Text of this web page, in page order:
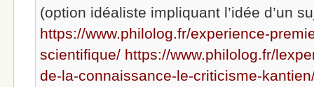
(option idéaliste impliquant l’idée d’un
https://www.philolog.fr/experience-
scientifique/ https://www.philolog.fr/
de-la-connaissance-le-criticisme-